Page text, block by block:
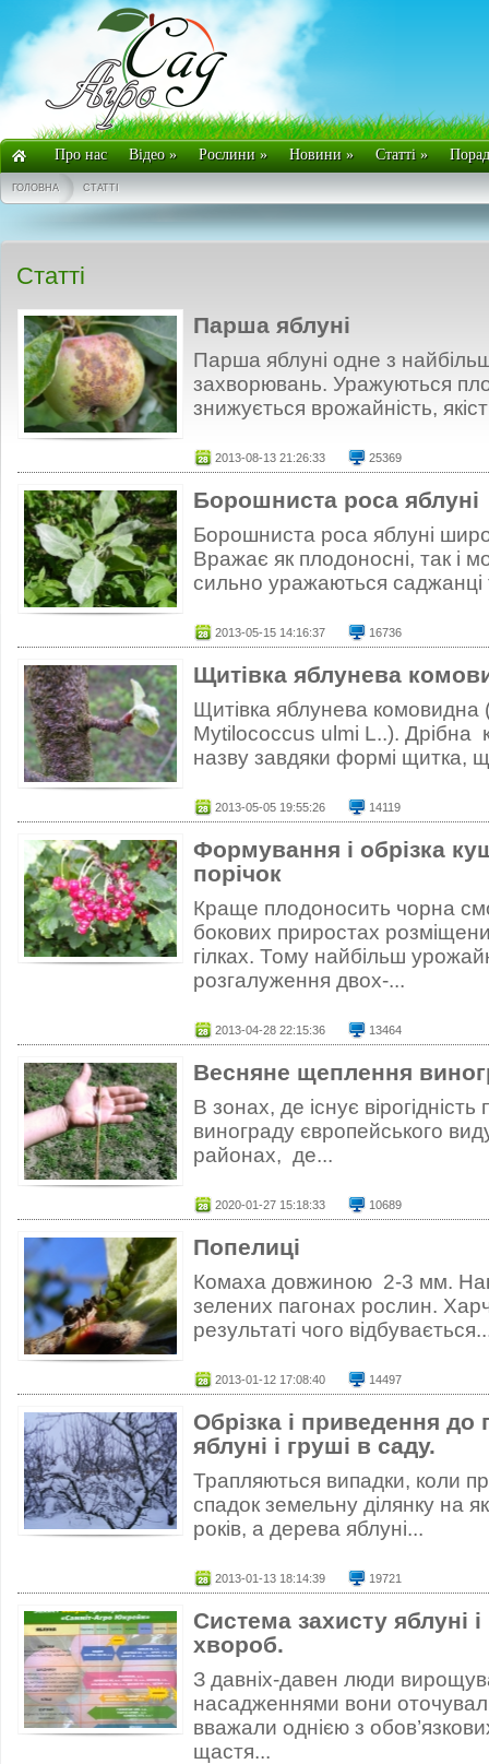
Про нас Відео» Рослини» Новини» Статті»
СТАТТІ
ГОЛОВНА
Статті
Парша яблуні
Парша яблуні одне з
захворювань. Уражуються
знижується врожайність,
2013-08-13 21:26:33 25369
Борошниста роса яблуні
Борошниста роса яблуні
Вражає як плодоносні, так і
сильно уражаються саджанці
2013-05-15 14:16:37 16736
Щитівка яблунева
Щитівка яблунева
Mytilococcus ulmi L..).
назву завдяки формі щитка,
2013-05-05 19:55:26 14119
Формування і обрізка
порічок
Краще плодоносить чорна
бокових приростах
гілках. Тому найбільш
розгалуження двох-...
2013-04-28 22:15:36 13464
Весняне щеплення
В зонах, де існує
винограду європейського
районах, де...
2020-01-27 15:18:33 10689
Попелиці
Комаха довжиною 2-3 мм.
зелених пагонах рослин.
результаті чого
2013-01-12 17:08:40 14497
Обрізка і приведення
яблуні і груші в саду.
Трапляються випадки, коли
спадок земельну ділянку на
років, а дерева яблуні...
2013-01-13 18:14:39 19721
Система захисту яблуні і
хвороб.
З давніх-давен люди
насадженнями вони
вважали однією з
щастя...